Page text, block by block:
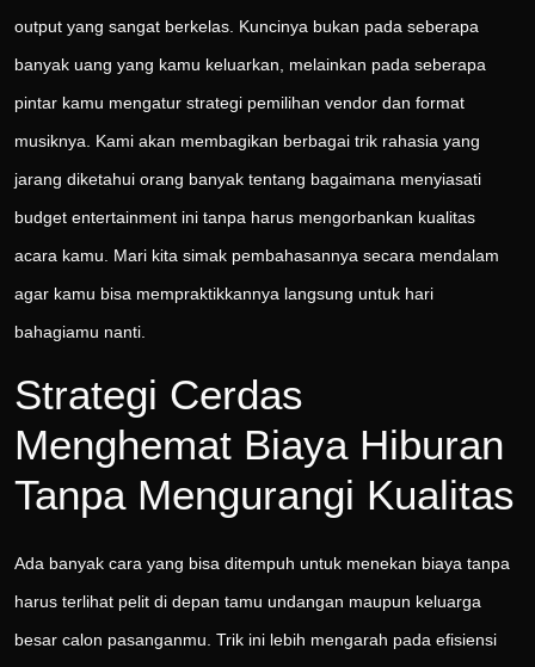
output yang sangat berkelas. Kuncinya bukan pada seberapa
banyak uang yang kamu keluarkan, melainkan pada seberapa
pintar kamu mengatur strategi pemilihan vendor dan format
musiknya. Kami akan membagikan berbagai trik rahasia yang
jarang diketahui orang banyak tentang bagaimana menyiasati
budget entertainment ini tanpa harus mengorbankan kualitas
acara kamu. Mari kita simak pembahasannya secara mendalam
agar kamu bisa mempraktikkannya langsung untuk hari
bahagiamu nanti.
Strategi Cerdas
Menghemat Biaya Hiburan
Tanpa Mengurangi Kualitas
Ada banyak cara yang bisa ditempuh untuk menekan biaya tanpa
harus terlihat pelit di depan tamu undangan maupun keluarga
besar calon pasanganmu. Trik ini lebih mengarah pada efisiensi